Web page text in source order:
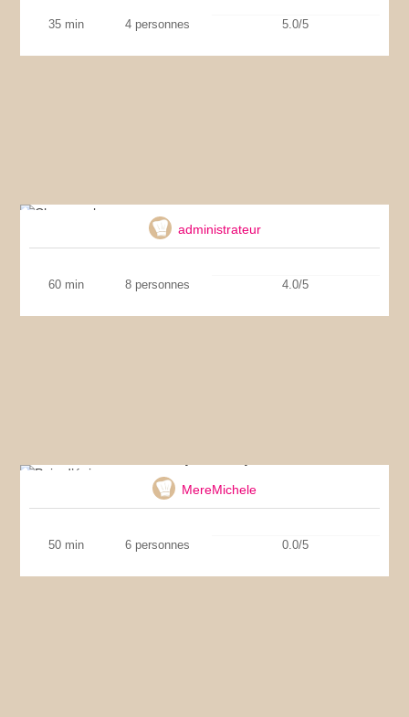
35 min 4 personnes 5.0/5
administrateur
60 min 8 personnes 4.0/5
MereMichele
50 min 6 personnes 0.0/5